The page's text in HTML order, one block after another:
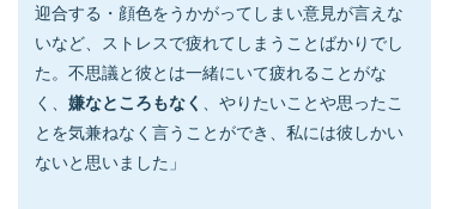
迎合する・顔色をうかがってしまい意見が言えな
いなど、ストレスで疲れてしまうことばかりでし
た。不思議と彼とは一緒にいて疲れることがな
く、 嫌なところもなく
、やりたいことや思ったこ
とを気兼ねなく言うことができ、私には彼しかい
ないと思いました」